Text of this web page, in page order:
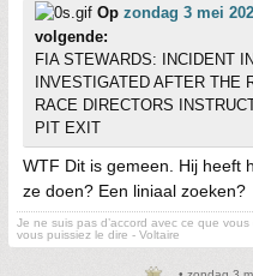
Op zondag 3 mei
volgende:
FIA STEWARDS: INCIDENT
INVESTIGATED AFTER THE
RACE DIRECTORS
PIT EXIT
WTF Dit is gemeen. Hij heeft
ze doen? Een liniaal zoeken?
Je ne suis pas d’accord avec ce que
vous puissiez le dire - Voltaire